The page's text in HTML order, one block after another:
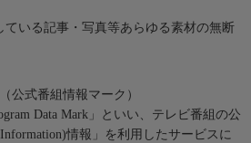
ている記事・写真等あらゆる素材の無断
公式番組情報マーク）
Data Mark」といい、テレビ番組の公
情報」を利用したサービスに